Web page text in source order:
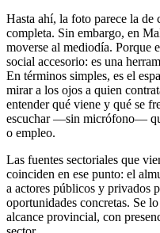
Hasta ahí, la foto parece la de
completa. Sin embargo, en
moverse al mediodía. Porque
social accesorio: es una
En términos simples, es el
mirar a los ojos a quien
entender qué viene y qué se
escuchar —sin micrófono—
o empleo.
Las fuentes sectoriales que
coinciden en ese punto: el
a actores públicos y privados
oportunidades concretas. Se
alcance provincial, con